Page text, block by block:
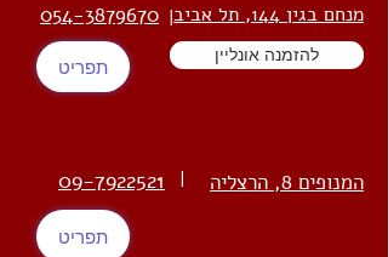
054-3879670 | מנחם בגין 144, תל אביב
תפריט
להזמנה אונליין
09-7922521
תפריט
| המנופים 8, הרצליה